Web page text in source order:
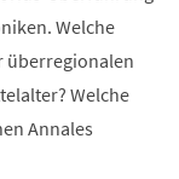
Welche
überregionalen
Welche
Annales